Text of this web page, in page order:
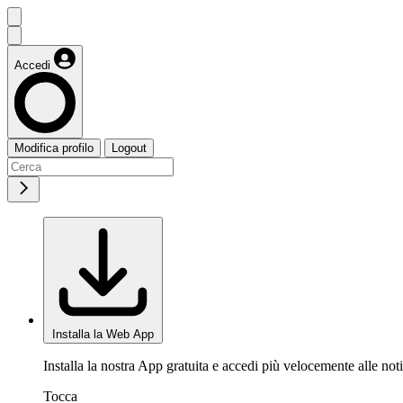
Accedi
Modifica profilo Logout
Installa la Web App
Installa la nostra App gratuita e accedi più velocemente alle
Tocca